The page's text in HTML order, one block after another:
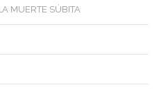
MUERTE SÚBITA